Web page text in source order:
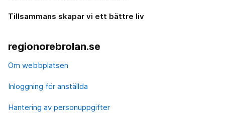
Tillsammans skapar vi ett bättre liv
regionorebrolan.se
Om webbplatsen
Inloggning för anställda
Hantering av personuppgifter